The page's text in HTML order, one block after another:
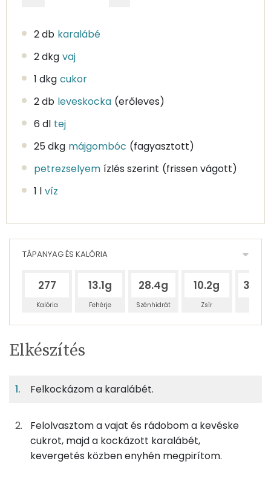
2 db karalábé
2 dkg vaj
1 dkg cukor
2 db leveskocka (erőleves)
6 dl tej
25 dkg májgombóc (fagyasztott)
petrezselyem ízlés szerint (frissen vágott)
1 l víz
TÁPANYAG ÉS KALÓRIA
277
Kalória
13.1g
Fehérje
28.4g
Szénhidrát
10.2g
Zsír
Egy
adagban
3%
7%
120g karalábé
24 kcal
TÁPANYAGTARTALOM
Egy
4
3%
Fehérje
7%
Szénhidrát
3%
Zsír
Elkészítés
Felkockázom a karalábét.
Felolvasztom a vajat és rádobom a kevéske
cukrot, majd a kockázott karalábét,
kevergetés közben enyhén megpirítom.